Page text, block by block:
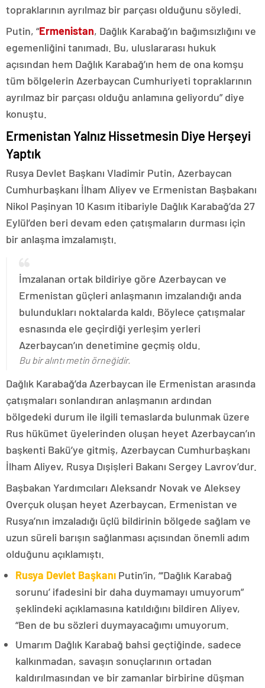
topraklarının ayrılmaz bir parçası olduğunu söyledi.
Putin, “Ermenistan, Dağlık Karabağ’ın bağımsızlığını ve
egemenliğini tanımadı. Bu, uluslararası hukuk
açısından hem Dağlık Karabağ’ın hem de ona komşu
tüm bölgelerin Azerbaycan Cumhuriyeti topraklarının
ayrılmaz bir parçası olduğu anlamına geliyordu” diye
konuştu.
Ermenistan Yalnız Hissetmesin Diye Herşeyi
Yaptık
Rusya Devlet Başkanı Vladimir Putin, Azerbaycan
Cumhurbaşkanı İlham Aliyev ve Ermenistan Başbakanı
Nikol Paşinyan 10 Kasım itibariyle Dağlık Karabağ’da 27
Eylül’den beri devam eden çatışmaların durması için
bir anlaşma imzalamıştı.
İmzalanan ortak bildiriye göre Azerbaycan ve
Ermenistan güçleri anlaşmanın imzalandığı anda
bulundukları noktalarda kaldı. Böylece çatışmalar
esnasında ele geçirdiği yerleşim yerleri
Azerbaycan’ın denetimine geçmiş oldu.
Bu bir alıntı metin örneğidir.
Dağlık Karabağ’da Azerbaycan ile Ermenistan arasında
çatışmaları sonlandıran anlaşmanın ardından
bölgedeki durum ile ilgili temaslarda bulunmak üzere
Rus hükümet üyelerinden oluşan heyet Azerbaycan’ın
başkenti Bakü’ye gitmiş, Azerbaycan Cumhurbaşkanı
İlham Aliyev, Rusya Dışişleri Bakanı Sergey Lavrov’dur.
Başbakan Yardımcıları Aleksandr Novak ve Aleksey
Overçuk oluşan heyet Azerbaycan, Ermenistan ve
Rusya’nın imzaladığı üçlü bildirinin bölgede sağlam ve
uzun süreli barışın sağlanması açısından önemli adım
olduğunu açıklamıştı.
Rusya Devlet Başkanı Putin’in, “‘Dağlık Karabağ
sorunu’ ifadesini bir daha duymamayı umuyorum”
şeklindeki açıklamasına katıldığını bildiren Aliyev,
“Ben de bu sözleri duymayacağımı umuyorum.
Umarım Dağlık Karabağ bahsi geçtiğinde, sadece
kalkınmadan, savaşın sonuçlarının ortadan
kaldırılmasından ve bir zamanlar birbirine düşman